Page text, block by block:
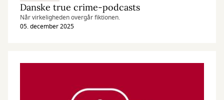
Danske true crime-podcasts
Når virkeligheden overgår fiktionen.
05. december 2025